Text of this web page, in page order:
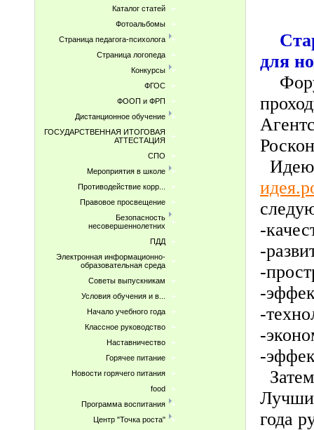
Каталог статей
Фотоальбомы
Страница педагога-психолога
Страница логопеда
Конкурсы
ФГОС
ФООП и ФРП
Дистанционное обучение
ГОСУДАРСТВЕННАЯ ИТОГОВАЯ
АТТЕСТАЦИЯ
СПО
Мероприятия в школе
Противодействие корр...
Правовое просвещение
Безопасность
несовершеннолетних
ПДД
Электронная информационно-
образовательная среда
Советы выпускникам
Условия обучения и в...
Начало учебного года
Классное руководство
Наставничество
Горячее питание
Новости горячего питания
food
Программа воспитания
Центр "Точка роста"
для
Идею
-
-
-
-
-
-
-
года